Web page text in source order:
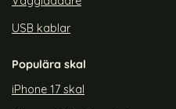
USB kablar
Populära skal
iPhone 17 skal